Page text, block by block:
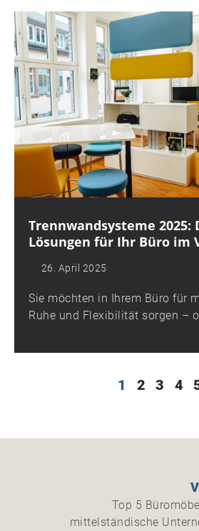
Trennwandsysteme 2025:
Lösungen für Ihr Büro im
26. April 2025
Sie möchten in Ihrem Büro für
Ruhe und Flexibilität sorgen –
1 2 3 4
Top 5
mittelständische